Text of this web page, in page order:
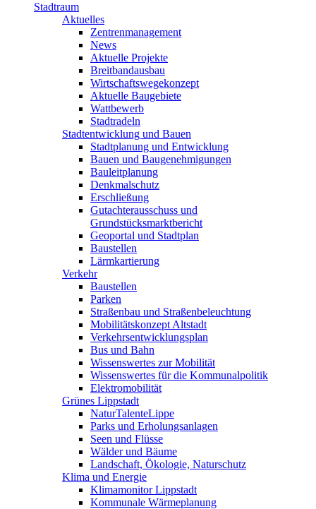
Stadtraum
Aktuelles
Zentrenmanagement
News
Aktuelle Projekte
Breitbandausbau
Wirtschaftswegekonzept
Aktuelle Baugebiete
Wattbewerb
Stadtradeln
Stadtentwicklung und Bauen
Stadtplanung und Entwicklung
Bauen und Baugenehmigungen
Bauleitplanung
Denkmalschutz
Erschließung
Gutachterausschuss und
Grundstücksmarktbericht
Geoportal und Stadtplan
Baustellen
Lärmkartierung
Verkehr
Baustellen
Parken
Straßenbau und Straßenbeleuchtung
Mobilitätskonzept Altstadt
Verkehrsentwicklungsplan
Bus und Bahn
Wissenswertes zur Mobilität
Wissenswertes für die Kommunalpolitik
Elektromobilität
Grünes Lippstadt
NaturTalenteLippe
Parks und Erholungsanlagen
Seen und Flüsse
Wälder und Bäume
Landschaft, Ökologie, Naturschutz
Klima und Energie
Klimamonitor Lippstadt
Kommunale Wärmeplanung